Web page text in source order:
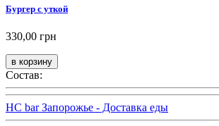
Бургер с уткой
330,00 грн
Состав:
HC bar Запорожье - Доставка еды